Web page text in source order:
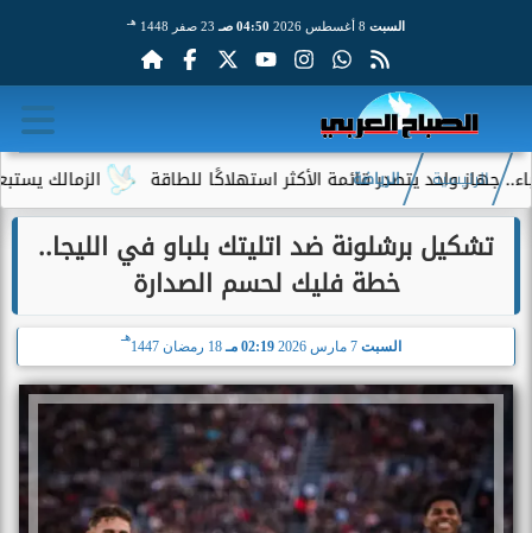
السبت 04:50 صـ 23 صفر 1448 هـ
الزمالك يستبعد 4 لاعبين شباب من حساباته في الموسم الجديد يتصدر قائمة الأكثر استهلاكًا للطاقة
الرئيسية الرياضة
تشكيل برشلونة ضد اتليتك بلباو في الليجا..
خطة فليك لحسم الصدارة
السبت 02:19 مـ 18 رمضان 1447
هـ